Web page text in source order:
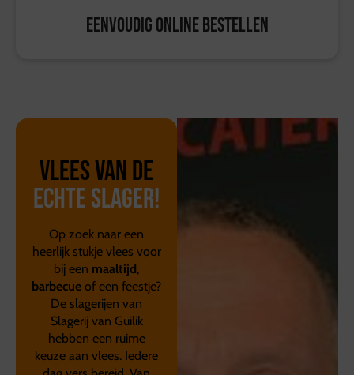
Eenvoudig online bestellen
Vlees van de
echte slager!
Op zoek naar een
heerlijk stukje vlees voor
bij een maaltijd,
barbecue of een feestje?
De slagerijen van
Slagerij van Guilik
hebben een ruime
keuze aan vlees. Iedere